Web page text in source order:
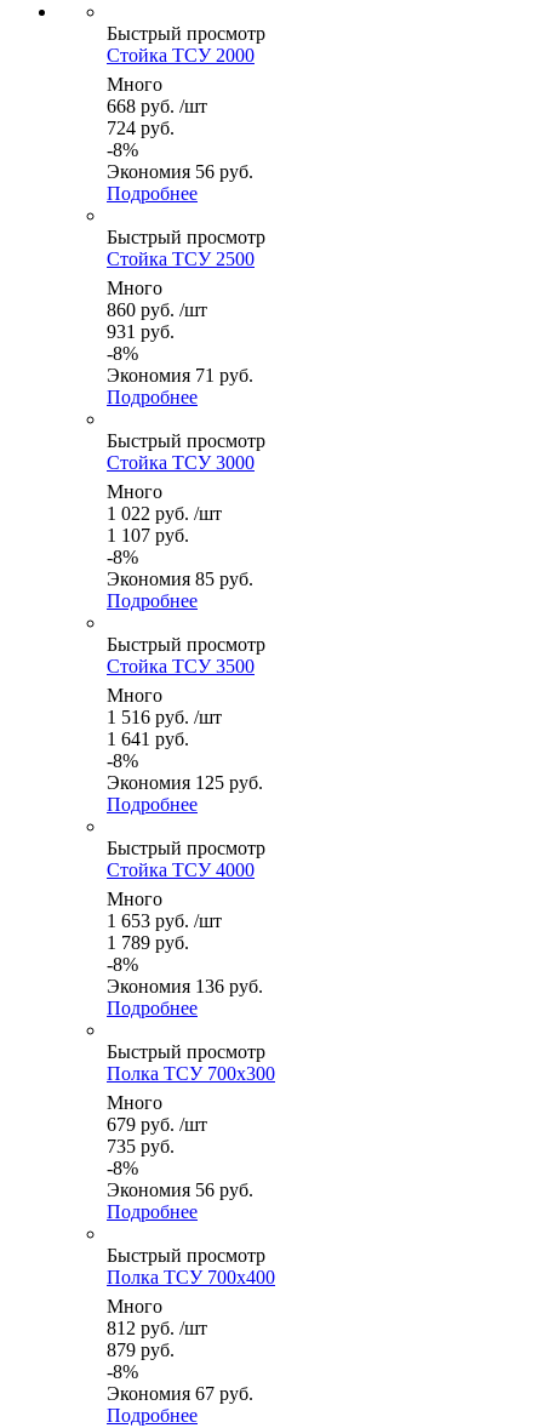
Быстрый просмотр
Стойка ТСУ 2000
Много
668 руб. /шт
724 руб.
-8%
Экономия 56 руб.
Подробнее
Быстрый просмотр
Стойка ТСУ 2500
Много
860 руб. /шт
931 руб.
-8%
Экономия 71 руб.
Подробнее
Быстрый просмотр
Стойка ТСУ 3000
Много
1 022 руб. /шт
1 107 руб.
-8%
Экономия 85 руб.
Подробнее
Быстрый просмотр
Стойка ТСУ 3500
Много
1 516 руб. /шт
1 641 руб.
-8%
Экономия 125 руб.
Подробнее
Быстрый просмотр
Стойка ТСУ 4000
Много
1 653 руб. /шт
1 789 руб.
-8%
Экономия 136 руб.
Подробнее
Быстрый просмотр
Полка ТСУ 700x300
Много
679 руб. /шт
735 руб.
-8%
Экономия 56 руб.
Подробнее
Быстрый просмотр
Полка ТСУ 700x400
Много
812 руб. /шт
879 руб.
-8%
Экономия 67 руб.
Подробнее